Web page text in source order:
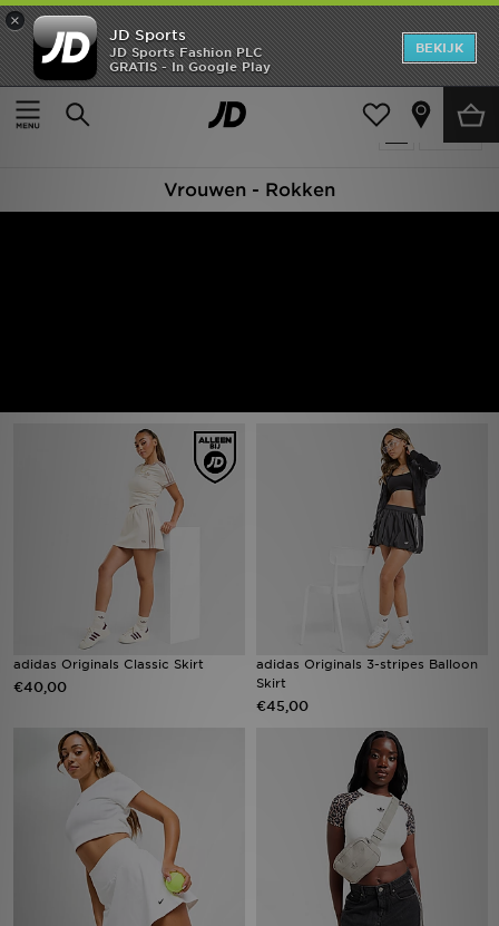
×
JD Sports
JD Sports Fashion PLC
GRATIS - In Google Play
BEKIJK
Thuis
Vrouwen Dameskleding Rokken
Producten 34
Vrouwen - Rokken
adidas Originals Classic Skirt
€40,00
adidas Originals 3-stripes Balloon
Skirt
€45,00
New In
Heren
Download de app
Winkel Zoeken
Bestelling Traceren
Vacatures